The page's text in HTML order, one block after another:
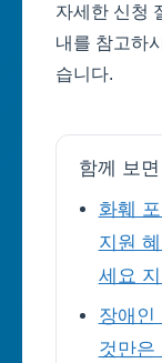
자세한 신청
내를 참고하
습니다.
함께 보
화훼
지원
세요
장애인
것만은